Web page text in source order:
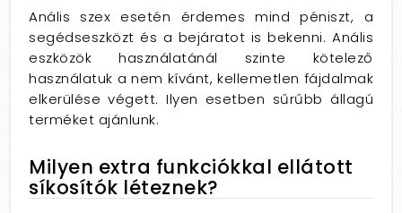
Anális szex esetén érdemes mind péniszt, a
segédseszközt és a bejáratot is bekenni. Anális
eszközök használatánál szinte kötelező
használatuk a nem kívánt, kellemetlen fájdalmak
elkerülése végett. Ilyen esetben sűrűbb állagú
terméket ajánlunk.
Milyen extra funkciókkal ellátott
síkosítók léteznek?